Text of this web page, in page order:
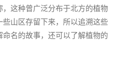
这种曾广泛分布于北方的植物
山区存留下来，所以追溯这些
名的故事，还可以了解植物的